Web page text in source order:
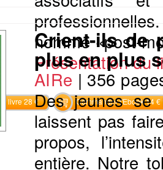
nommé «post-
Présentation du
livre 28 € Commander l'Ebook 14 €
Crient-ils de
plus en plus
AIRe | 356
Des jeunes se
laissent pas
propos,
entière. Notre